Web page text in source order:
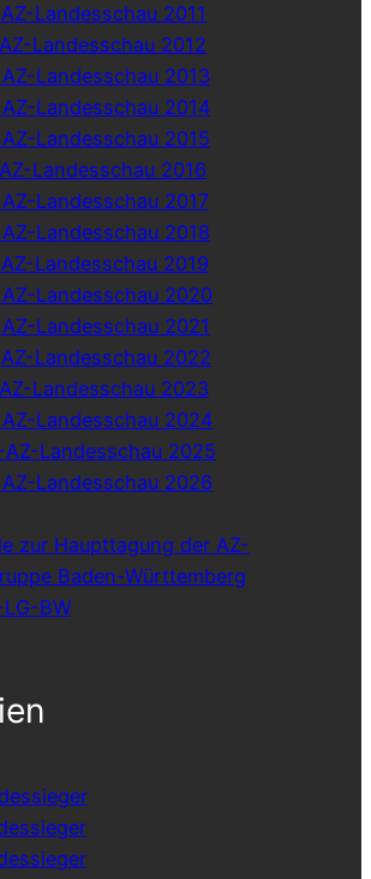
Landesschau 2011
Landesschau 2012
Landesschau 2013
Landesschau 2014
Landesschau 2015
Landesschau 2016
Landesschau 2017
Landesschau 2018
Landesschau 2019
Landesschau 2020
Landesschau 2021
Landesschau 2022
Landesschau 2023
Landesschau 2024
AZ-Landesschau 2025
Landesschau 2026
zur Haupttagung der AZ-
Baden-Württemberg
BW